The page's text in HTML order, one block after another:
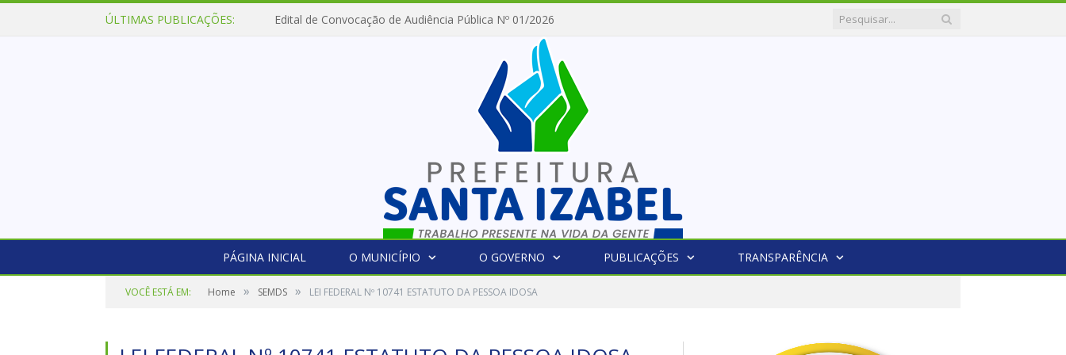
ÚLTIMAS PUBLICAÇÕES: Edital de Convocação de Audiência Pública Nº 01/2026
PÁGINA INICIAL O MUNICÍPIO O GOVERNO PUBLICAÇÕES TRANSPARÊNCIA
VOCÊ ESTÁ EM: Home » SEMDS » LEI FEDERAL Nº 10741 ESTATUTO DA PESSOA IDOSA